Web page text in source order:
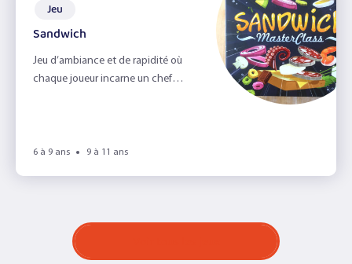
Jeu
Sandwich
Jeu d’ambiance et de rapidité où
chaque joueur incarne un chef
6 à 9 ans 9 à 11 ans